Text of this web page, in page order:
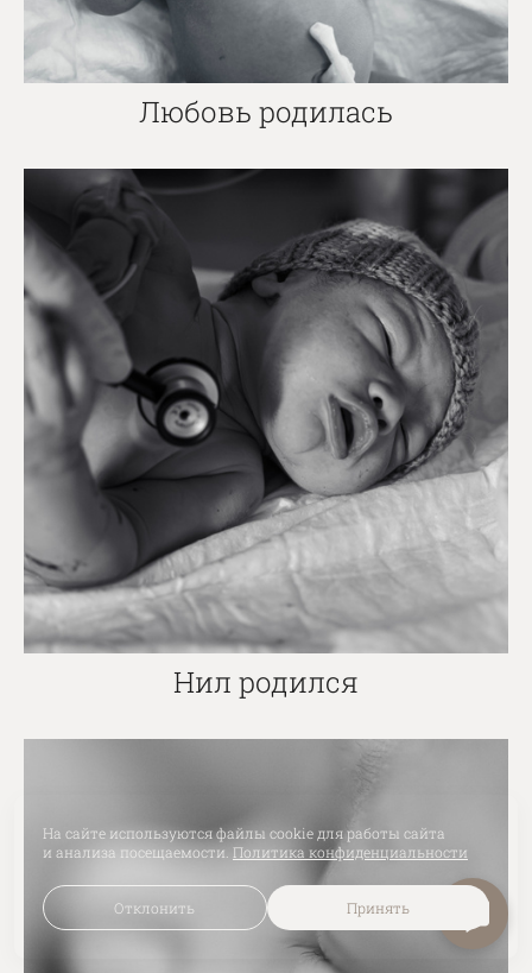
Любовь родилась
Нил родился
На сайте используются файлы cookie для работы сайта
и анализа посещаемости. Политика конфиденциальности
Отклонить Принять